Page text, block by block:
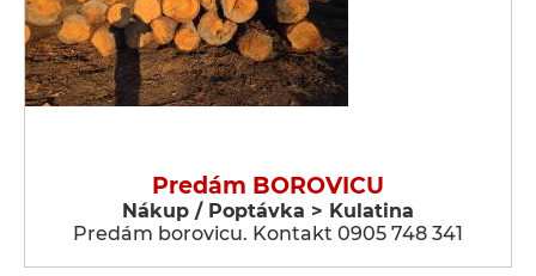
Predám BOROVICU
Nákup / Poptávka > Kulatina
Predám borovicu. Kontakt 0905 748 341